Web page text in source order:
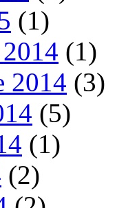
(1)
(1)
2014 (3)
(5)
(1)
(2)